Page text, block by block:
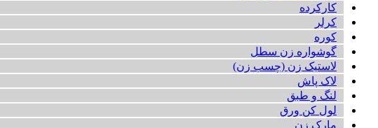
کارکرده
کرلر
کوره
گوشواره زن سطل
لاستیک زن (چسب زن)
لاک پاش
لنگ و طبق
لول کن ورق
مارک زن